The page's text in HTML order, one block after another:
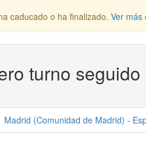
caducado o ha finalizado. Ver más
turno seguido
Madrid (Comunidad de Madrid) -